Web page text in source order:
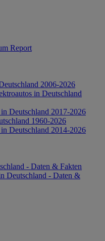
Report
2006-2026
in Deutschland
Deutschland 2017-2026
1960-2026
Deutschland 2014-2026
- Daten & Fakten
Deutschland - Daten &